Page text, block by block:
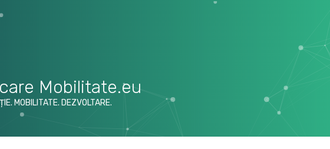
Mobilitate.eu
MOBILITATE. DEZVOLTARE.